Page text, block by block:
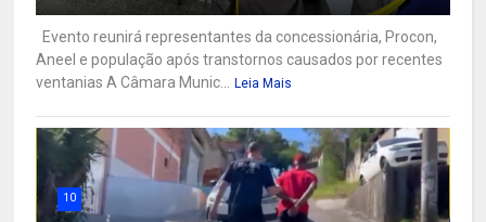
Evento reunirá representantes da concessionária, Procon,
Aneel e população após transtornos causados por recentes
ventanias A Câmara Munic... Leia Mais
10